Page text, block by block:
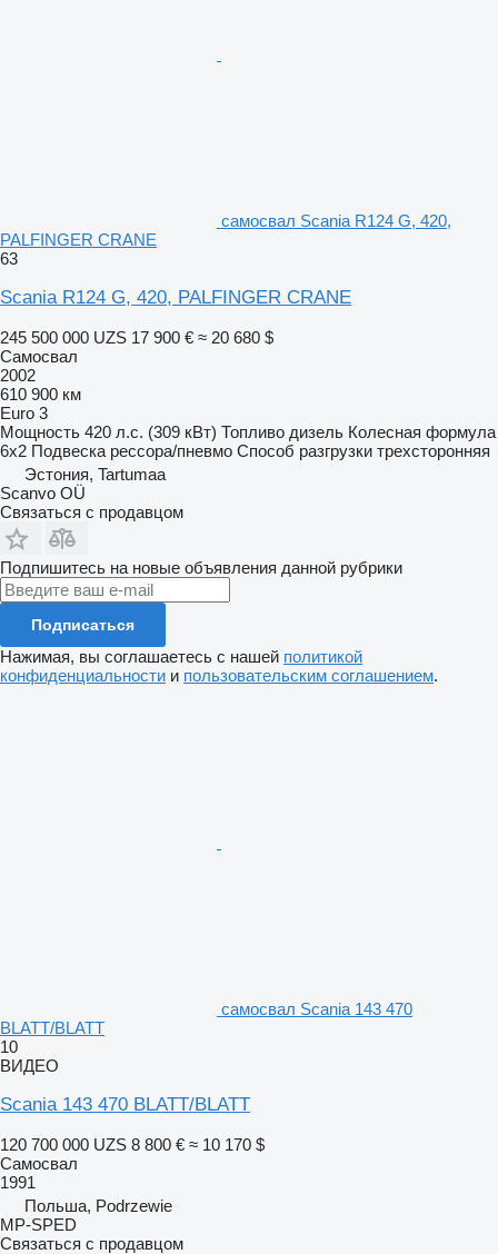
самосвал Scania R124 G, 420,
PALFINGER CRANE
63
Scania R124 G, 420, PALFINGER CRANE
245 500 000 UZS 17 900 € ≈ 20 680 $
Самосвал
2002
610 900 км
Euro 3
Мощность 420 л.с. (309 кВт) Топливо дизель Колесная формула
6x2 Подвеска рессора/пневмо Способ разгрузки трехсторонняя
Эстония, Tartumaa
Scanvo OÜ
Связаться с продавцом
Подпишитесь на новые объявления данной рубрики
Подписаться
Нажимая, вы соглашаетесь с нашей политикой
конфиденциальности и пользовательским соглашением.
самосвал Scania 143 470
BLATT/BLATT
10
ВИДЕО
Scania 143 470 BLATT/BLATT
120 700 000 UZS 8 800 € ≈ 10 170 $
Самосвал
1991
Польша, Podrzewie
MP-SPED
Связаться с продавцом